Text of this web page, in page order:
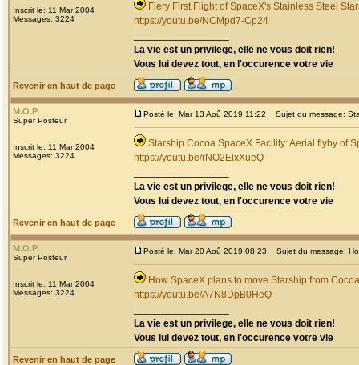
Inscrit le: 11 Mar 2004
Messages: 3224
Fiery First Flight of SpaceX's Stainless Steel
https://youtu.be/NCMpd7-Cp24
La vie est un privilege, elle ne vous doit rien!
Vous lui devez tout, en l'occurence votre vie
Revenir en haut de page
M.O.P.
Super Posteur
Inscrit le: 11 Mar 2004
Messages: 3224
Posté le: Mar 13 Aoû 2019 11:22 Sujet du message:
Starship Cocoa SpaceX Facility: Aerial flyby of
https://youtu.be/rNO2ElxXueQ
La vie est un privilege, elle ne vous doit rien!
Vous lui devez tout, en l'occurence votre vie
Revenir en haut de page
M.O.P.
Super Posteur
Inscrit le: 11 Mar 2004
Messages: 3224
Posté le: Mar 20 Aoû 2019 08:23 Sujet du message:
How SpaceX plans to move Starship from
https://youtu.be/A7N8DpB0HeQ
La vie est un privilege, elle ne vous doit rien!
Vous lui devez tout, en l'occurence votre vie
Revenir en haut de page